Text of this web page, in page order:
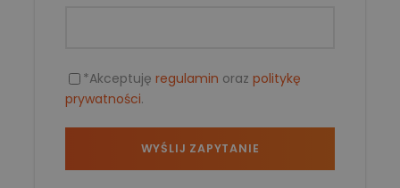
*Akceptuję regulamin oraz politykę
prywatności.